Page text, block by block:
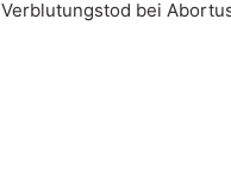
Verblutungstod bei